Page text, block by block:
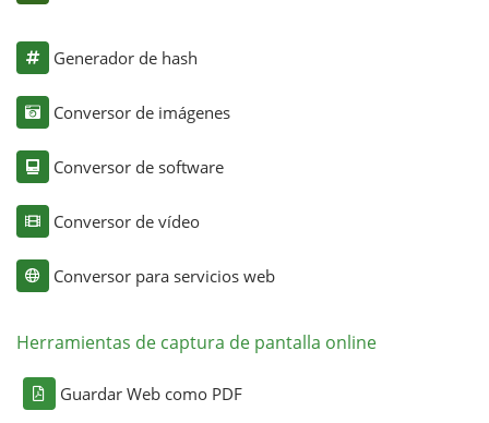
Generador de hash
Conversor de imágenes
Conversor de software
Conversor de vídeo
Conversor para servicios web
Herramientas de captura de pantalla online
Guardar Web como PDF